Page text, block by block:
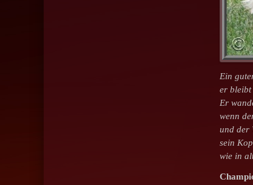
Ein
er bleibt
Er
wenn
und der
sein
wie in